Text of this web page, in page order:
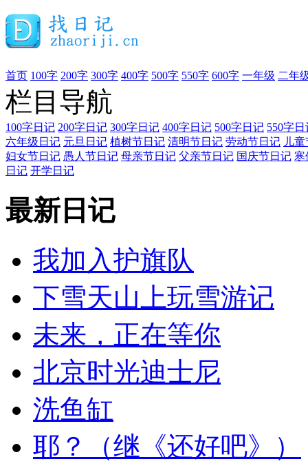
首页 100字 200字 300字 400字 500字 550字 600字 一年级 二年
栏目导航
100字日记 200字日记 300字日记 400字日记 500字日记 550字日
六年级日记 元旦日记 植树节日记 清明节日记 劳动节日记 儿
妇女节日记 愚人节日记 母亲节日记 父亲节日记 国庆节日记 寒
日记 开学日记
最新日记
我加入护旗队
下雪天山上玩雪游记
未来，正在等你
北京时光迪士尼
洗鱼缸
耶？（继《还好吧》）